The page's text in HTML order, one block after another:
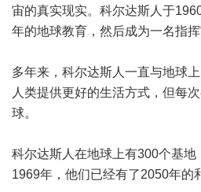
宙的真实现实。科尔达斯人于
年的地球教育，然后成为一名指挥
多年来，科尔达斯人一直与地球
人类提供更好的生活方式，但每
球。
科尔达斯人在地球上有300个基
1969年，他们已经有了2050年的